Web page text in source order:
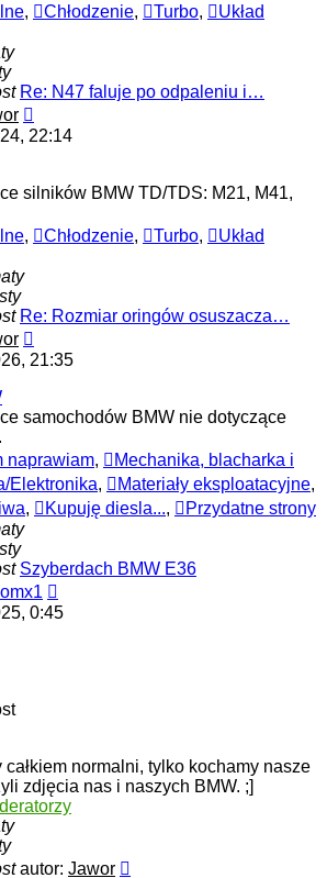
, Chłodzenie, Turbo,
Układ
Re: N47 faluje po odpaleniu i…
najnowszy
22:14
silników BMW TD/TDS: M21, M41,
, Chłodzenie, Turbo,
Układ
Re: Rozmiar oringów osuszacza…
najnowszy
21:35
samochodów BMW nie dotyczące
naprawiam,
Mechanika, blacharka i
Elektronika, Materiały eksploatacyjne,
, Kupuję diesla...,
Przydatne strony
Szyberdach BMW E36
najnowszy
0:45
całkiem normalni, tylko kochamy nasze
zdjęcia nas i naszych BMW. ;]
autor: Jawor